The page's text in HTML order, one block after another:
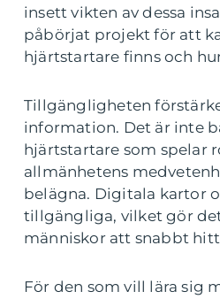
insett vikten av dessa
påbörjat projekt för att
hjärtstartare finns och
Tillgängligheten
information. Det är inte
hjärtstartare som spelar
allmänhetens
belägna. Digitala kartor
tillgängliga, vilket gör
människor att snabbt
För den som vill lära sig